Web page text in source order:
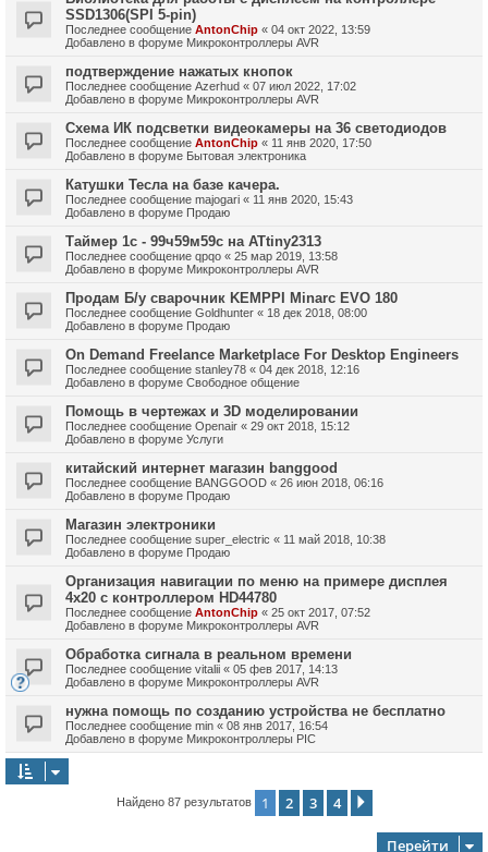
SSD1306(SPI 5-pin)
Последнее сообщение AntonChip « 04 окт 2022, 13:59
Добавлено в форуме Микроконтроллеры AVR
подтверждение нажатых кнопок
Последнее сообщение Azerhud « 07 июл 2022, 17:02
Добавлено в форуме Микроконтроллеры AVR
Схема ИК подсветки видеокамеры на 36 светодиодов
Последнее сообщение AntonChip « 11 янв 2020, 17:50
Добавлено в форуме Бытовая электроника
Катушки Тесла на базе качера.
Последнее сообщение majogari « 11 янв 2020, 15:43
Добавлено в форуме Продаю
Таймер 1с - 99ч59м59с на ATtiny2313
Последнее сообщение qpqo « 25 мар 2019, 13:58
Добавлено в форуме Микроконтроллеры AVR
Продам Б/у сварочник KEMPPI Minarc EVO 180
Последнее сообщение Goldhunter « 18 дек 2018, 08:00
Добавлено в форуме Продаю
On Demand Freelance Marketplace For Desktop Engineers
Последнее сообщение stanley78 « 04 дек 2018, 12:16
Добавлено в форуме Свободное общение
Помощь в чертежах и 3D моделировании
Последнее сообщение Openair « 29 окт 2018, 15:12
Добавлено в форуме Услуги
китайский интернет магазин banggood
Последнее сообщение BANGGOOD « 26 июн 2018, 06:16
Добавлено в форуме Продаю
Магазин электроники
Последнее сообщение super_electric « 11 май 2018, 10:38
Добавлено в форуме Продаю
Организация навигации по меню на примере дисплея
4х20 с контроллером HD44780
Последнее сообщение AntonChip « 25 окт 2017, 07:52
Добавлено в форуме Микроконтроллеры AVR
Обработка сигнала в реальном времени
Последнее сообщение vitalii « 05 фев 2017, 14:13
Добавлено в форуме Микроконтроллеры AVR
нужна помощь по созданию устройства не бесплатно
Последнее сообщение min « 08 янв 2017, 16:54
Добавлено в форуме Микроконтроллеры PIC
Найдено 87 результатов 1 2 3 4
Перейти